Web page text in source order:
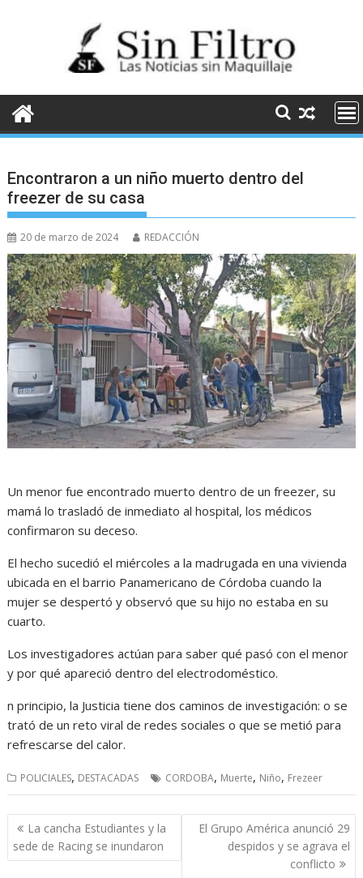
Encontraron a un niño muerto dentro del
freezer de su casa
20 de marzo de 2024 REDACCIÓN
Un menor fue encontrado muerto dentro de un freezer, su
mamá lo trasladó de inmediato al hospital, los médicos
confirmaron su deceso.
El hecho sucedió el miércoles a la madrugada en una vivienda
ubicada en el barrio Panamericano de Córdoba cuando la
mujer se despertó y observó que su hijo no estaba en su
cuarto.
Los investigadores actúan para saber qué pasó con el menor
y por qué apareció dentro del electrodoméstico.
n principio, la Justicia tiene dos caminos de investigación: o se
trató de un reto viral de redes sociales o que se metió para
refrescarse del calor.
POLICIALES, DESTACADAS CORDOBA, Muerte, Niño, Frezeer
Navegación
de
entradas
La cancha Estudiantes y la
sede de Racing se inundaron
El Grupo América anunció 29
despidos y se agrava el
conflicto